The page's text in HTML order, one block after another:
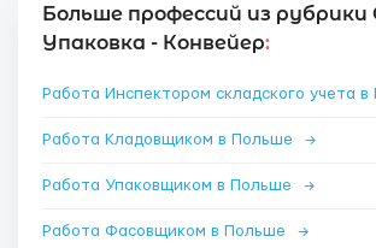
Больше профессий из рубрики
Упаковка - Конвейер:
Работа Инспектором складского учета
Работа Кладовщиком в Польше →
Работа Упаковщиком в Польше →
Работа Фасовщиком в Польше →